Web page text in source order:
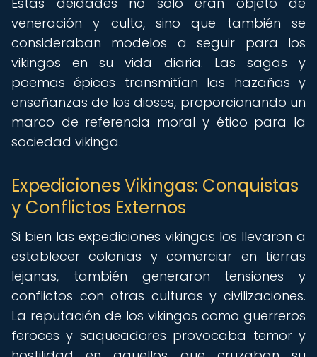
veneración y culto, sino que también se
consideraban modelos a seguir para los
vikingos en su vida diaria. Las sagas y
poemas épicos transmitían las hazañas y
enseñanzas de los dioses, proporcionando un
marco de referencia moral y ético para la
sociedad vikinga.
Expediciones Vikingas: Conquistas
y Conflictos Externos
Si bien las expediciones vikingas los llevaron a
establecer colonias y comerciar en tierras
lejanas, también generaron tensiones y
conflictos con otras culturas y civilizaciones.
La reputación de los vikingos como guerreros
feroces y saqueadores provocaba temor y